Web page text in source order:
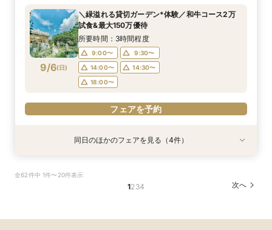
9/5(土)
9:30〜
10:00〜
14:30〜
15:00〜
18:00〜
フェアを予約
9/5(土)
9:30〜
10:00〜
14:30〜
15:00〜
フェアを予約
9/5(土)
9:00〜
9:30〜
14:00〜
14:30〜
フェアを予約
9/5(土)
9:00〜
9:30〜
14:00〜
14:30〜
18:00〜
フェアを予約
9/6(日)
＼緑溢れる貸切ガーデン*体験／和牛コース2万
試食&最大150万優待
所要時間：3時間程度
9:00〜
9:30〜
14:00〜
14:30〜
18:00〜
フェアを予約
特典あり
9/6
見積り相談会
特典あり
9/6
見積徹底サポート
特典あり
9/6
るアットホームW×豪華試食
特典あり
9/6
ペット衣装付フェア
同日のほかのフェアを見る（4件）
全62件中 1件〜20件表示
1234 次へ